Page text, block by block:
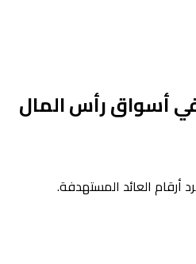
أسواق رأس المال
أرقام العائد المستهدفة.